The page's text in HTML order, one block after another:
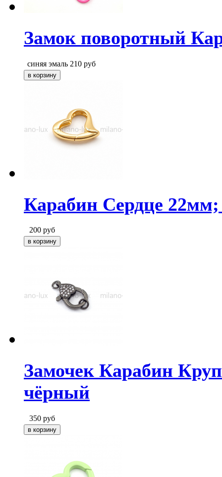
Замок поворотный
синяя эмаль 210 руб
Карабин Сердце 22мм;
200 руб
Замочек Карабин
чёрный
350 руб